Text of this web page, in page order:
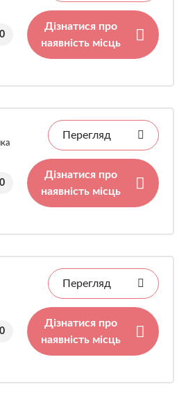
0
Дізнатися про
наявність місць
0
Перегляд
Дізнатися про
наявність місць
0
Перегляд
Дізнатися про
наявність місць